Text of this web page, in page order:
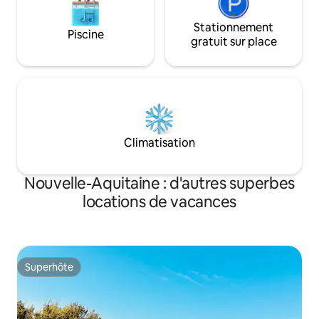
Piscine
Stationnement
gratuit sur place
Climatisation
Nouvelle-Aquitaine : d'autres superbes
locations de vacances
Superhôte
Superhôte